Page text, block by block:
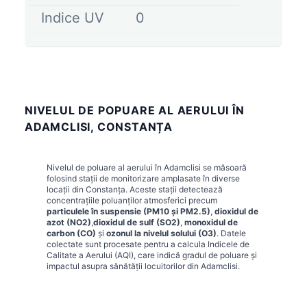
Indice UV
0
NIVELUL DE POPUARE AL AERULUI ÎN
ADAMCLISI, CONSTANȚA
Nivelul de poluare al aerului în Adamclisi se măsoară
folosind stații de monitorizare amplasate în diverse
locații din Constanța. Aceste stații detectează
concentrațiile poluanților atmosferici precum
particulele în suspensie (PM10 și PM2.5), dioxidul de
azot (NO2),dioxidul de sulf (SO2), monoxidul de
carbon (CO) și ozonul la nivelul solului (O3). Datele
colectate sunt procesate pentru a calcula Indicele de
Calitate a Aerului (AQI), care indică gradul de poluare și
impactul asupra sănătății locuitorilor din Adamclisi.